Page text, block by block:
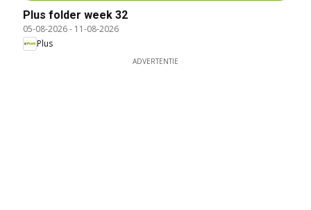
Plus folder week 32
05-08-2026- 11-08-2026
Plus
ADVERTENTIE